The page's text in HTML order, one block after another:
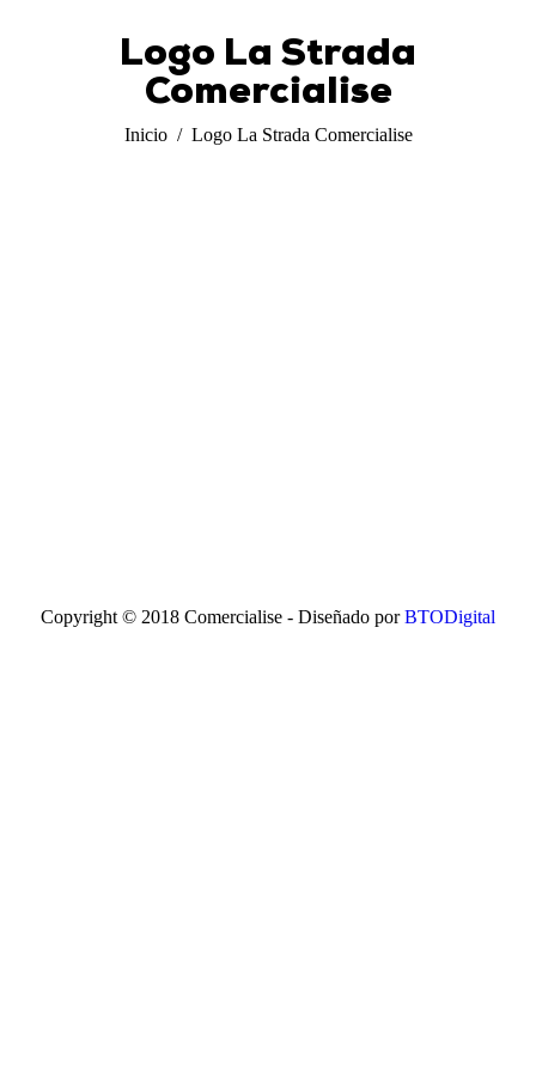
Logo La Strada
Comercialise
Inicio Logo La Strada Comercialise
Copyright © 2018 Comercialise - Diseñado porBTODigital